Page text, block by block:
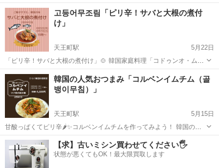
心者の方も大歓迎です！ 🗓 開催日： 6月19日（木）11:00～ 6月21日
（土）11:00～ 💰 受講料：5,500円（材料費別途） ...
神奈川 横浜市 天王町駅 韓国料理 キンパ
고등어무조림「ピリ辛！サバと大根の煮付
け」
天王町駅
5月22日
「ピリ辛！サバと大根の煮付け」🍲 韓国家庭料理「コドゥンオ・ムジ
ョリム（サバと大根の煮付け）」を一緒に作りませんか？ 📅 日程：6
月5日（木）・7日（土） 🕚 時間：各日11:00〜 💴 受講料：5,500円...
神奈川 横浜市 天王町駅 韓国料理
韓国の人気おつまみ「コルベンイムチム（골
뱅이무침）」
天王町駅
5月15日
甘酸っぱくてピリ辛🌶️✨コルベンイムチムを作ってみよう！ 韓国の人
気おつまみ「コルベンイムチム（골뱅이무침）」を手作りしません
か？ コリコリ食感の貝🐚とシャキシャキ野菜🥒、特製ヤンニョムが絶
妙に絡み合う一品です。 お酒...
神奈川 横浜市 天王町駅 韓国料理 おつまみ
【求】古いミシン買わせてください🖐️
状態が悪くてもOK！最大限買取します